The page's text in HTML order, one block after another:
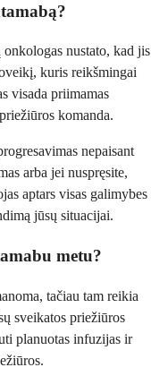
nustato, kad jis
kuris reikšmingai
visada priimamas
komanda.
nepaisant
arba jei nuspręsite,
aptars visas galimybes
jūsų situacijai.
metu?
tačiau tam reikia
sveikatos priežiūros
planuotas infuzijas ir